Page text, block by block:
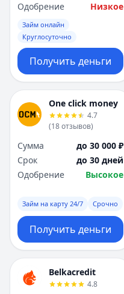
Одобрение
Низкое
Займ онлайн
Круглосуточно
Получить деньги
One click money
4.7
(18отзывов)
Сумма
до 30 000 ₽
Срок
до 30 дней
Одобрение
Высокое
Займ на карту 24/7 Срочно
Получить деньги
Belkacredit
4.8